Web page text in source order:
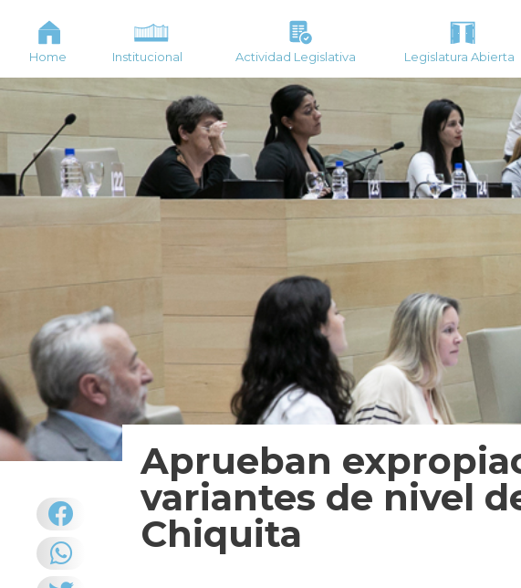
Home Institucional Actividad Legislativa Legislatura Abierta
Aprueban
variantes de nivel
Chiquita